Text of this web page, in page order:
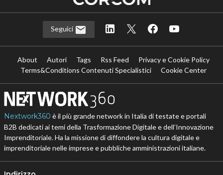
Seguici
About Autori Tags Rss Feed
Privacy e Cookie Policy
Terms&Conditions Contenuti Specialistici
Cookie Center
Nextwork360 è il più grande network in Italia di testate e portali
B2B dedicati ai temi della Trasformazione Digitale e dell’Innovazione
Imprenditoriale. Ha la missione di diffondere la cultura digitale e
imprenditoriale nelle imprese e pubbliche amministrazioni italiane.